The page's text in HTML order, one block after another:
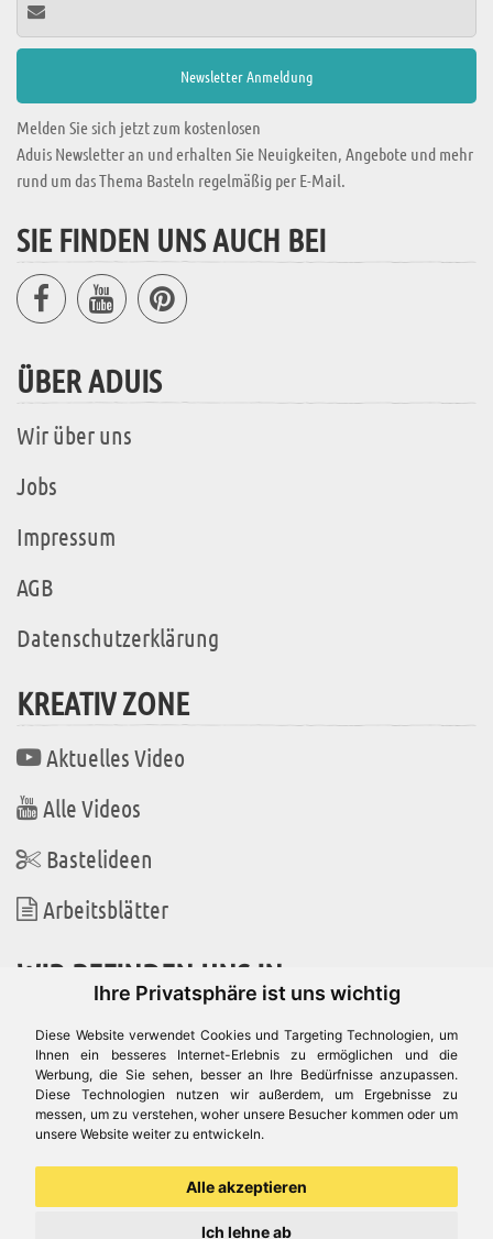
Ihre Privatsphäre ist uns wichtig
Diese Website verwendet Cookies und Targeting Technologien, um
Ihnen ein besseres Internet-Erlebnis zu ermöglichen und die
Werbung, die Sie sehen, besser an Ihre Bedürfnisse anzupassen.
Diese Technologien nutzen wir außerdem, um Ergebnisse zu
messen, um zu verstehen, woher unsere Besucher kommen oder um
unsere Website weiter zu entwickeln.
Alle akzeptieren
Ich lehne ab
Melden Sie sich jetzt zum kostenlosen
Aduis Newsletter an und erhalten Sie Neuigkeiten, Angebote und mehr
rund um das Thema Basteln regelmäßig per E-Mail.
SIE FINDEN UNS AUCH BEI
ÜBER ADUIS
Wir über uns
Jobs
Impressum
AGB
Datenschutzerklärung
KREATIV ZONE
Aktuelles Video
Alle Videos
Bastelideen
Arbeitsblätter
WIR BEFINDEN UNS IN
Es gibt uns auch in